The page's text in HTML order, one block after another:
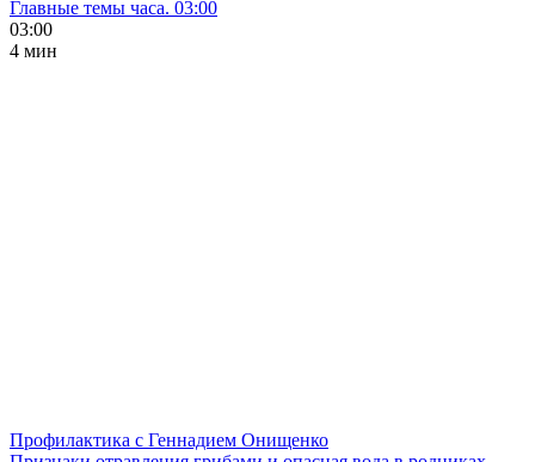
Главные темы часа. 03:00
03:00
4 мин
Профилактика с Геннадием Онищенко